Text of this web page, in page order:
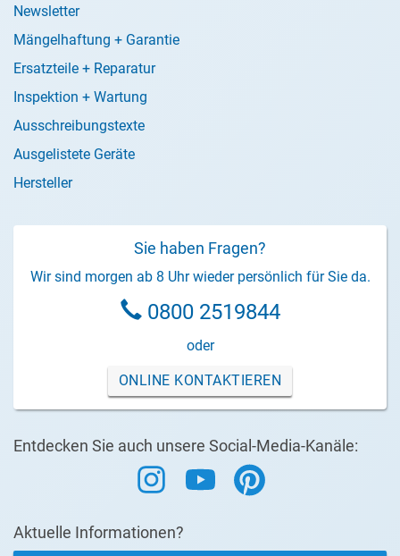
Newsletter
Mängelhaftung + Garantie
Ersatzteile + Reparatur
Inspektion + Wartung
Ausschreibungstexte
Ausgelistete Geräte
Hersteller
Sie haben Fragen?
Wir sind morgen ab 8 Uhr wieder persönlich für Sie da.
0800 2519844
oder
ONLINE KONTAKTIEREN
Entdecken Sie auch unsere Social-Media-Kanäle:
Aktuelle Informationen?